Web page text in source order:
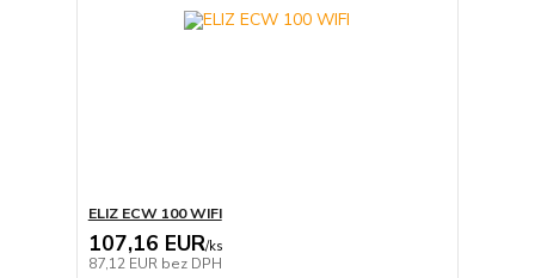
ELIZ ECW 100 WIFI
107,16 EUR/ks
87,12 EUR bez DPH